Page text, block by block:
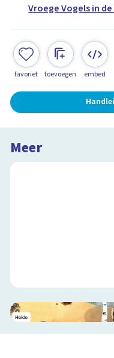
Vroege Vogels in
favoriet toevoegen embed
Meer